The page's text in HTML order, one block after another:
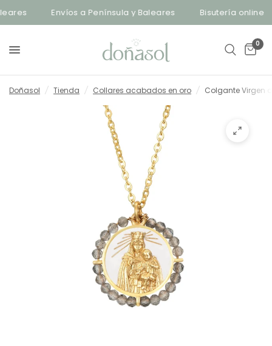
Envíos a Península y Baleares Bisutería online
0
Doñasol / Tienda / Collares acabados en oro / Colgante Virgen